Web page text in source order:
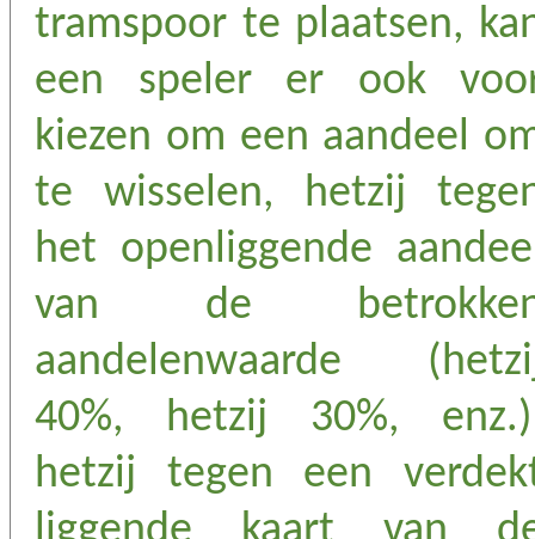
tramspoor te plaatsen,
een speler er ook
kiezen om een aandeel
te wisselen, hetzij
het openliggende
van de
aandelenwaarde
40%, hetzij 30%,
hetzij tegen een